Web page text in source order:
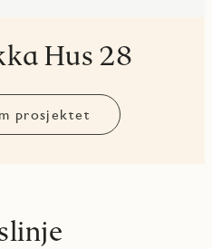
Hus 28
prosjektet